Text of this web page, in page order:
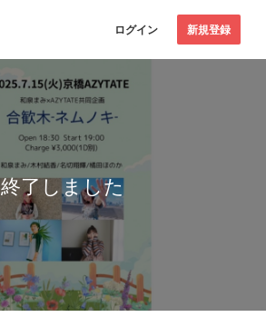
ログイン 新規登録
終了しました